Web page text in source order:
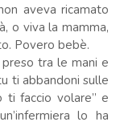
aveva ricamato
o viva la mamma,
Povero bebè.
tra le mani e
ti abbandoni sulle
ti faccio volare” e
lo ha